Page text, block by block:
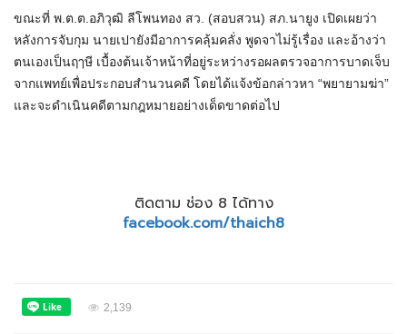
ขณะที่ พ.ต.ต.อภิวุฒิ ลีโพนทอง สว. (สอบสวน) สภ.นายูง เปิดเผยว่า
หลังการจับกุม นายเปายังมีอาการคลุ้มคลั่ง พูดจาไม่รู้เรื่อง และอ้างว่า
ตนเองเป็นฤๅษี เบื้องต้นเจ้าหน้าที่อยู่ระหว่างรอผลตรวจอาการบาดเจ็บ
จากแพทย์เพื่อประกอบสำนวนคดี โดยได้แจ้งข้อกล่าวหา “พยายามฆ่า”
และจะดำเนินคดีตามกฎหมายอย่างเด็ดขาดต่อไป
ติดตาม ช่อง 8 ได้ทาง
facebook.com/thaich8
2,139